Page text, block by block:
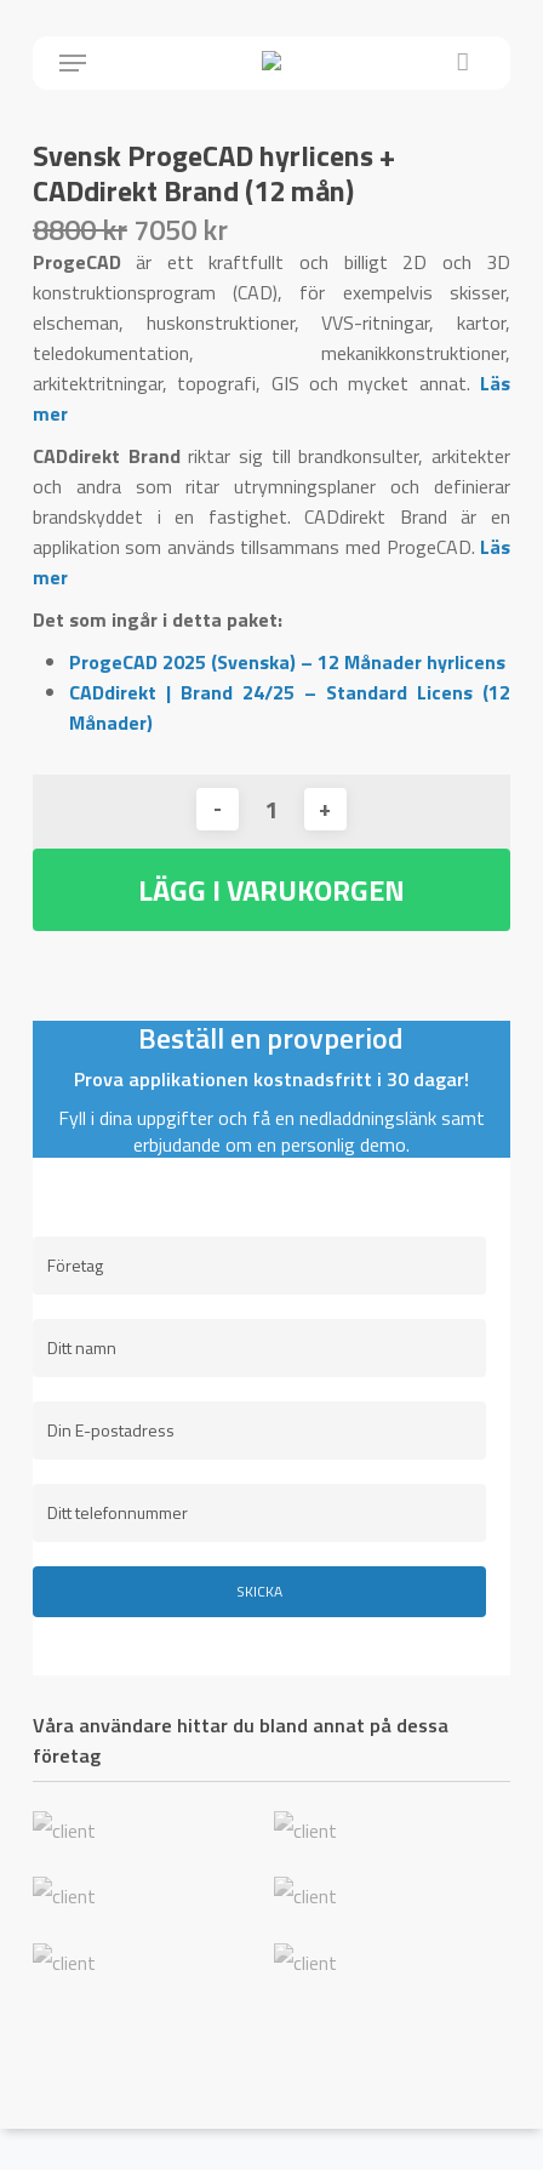
Menu Close
Cart
Svensk ProgeCAD hyrlicens +
CADdirekt Brand (12 mån)
8800 kr7050 kr
ProgeCADär ett kraftfullt och billigt 2D och 3D
konstruktionsprogram (CAD), för exempelvis skisser,
elscheman, huskonstruktioner, VVS-ritningar, kartor,
teledokumentation, mekanikkonstruktioner,
arkitektritningar, topografi, GIS och mycket annat. Läs
mer
CADdirekt Brandriktar sig till brandkonsulter, arkitekter
och andra som ritar utrymningsplaner och definierar
brandskyddet i en fastighet. CADdirekt Brand är en
applikation som används tillsammans med ProgeCAD. Läs
mer
Det som ingår i detta paket:
ProgeCAD 2025 (Svenska) – 12 Månader hyrlicens
CADdirekt | Brand 24/25 – Standard Licens (12
Månader)
LÄGG I VARUKORGEN
Beställ en provperiod
Prova applikationen kostnadsfritt i 30 dagar!
Fyll i dina uppgifter och få en nedladdningslänk samt
erbjudande om en personlig demo.
FÖRETAG*
NAMN*
*
TELEFON*
Våra användare hittar du bland annat på dessa
företag